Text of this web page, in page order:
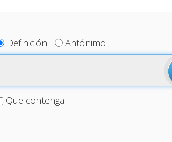
Definición Antónimo
Que contenga